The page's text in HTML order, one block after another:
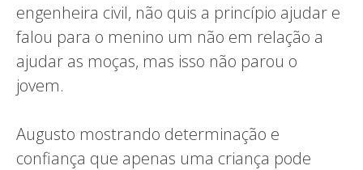
engenheira civil, não quis a princípio ajudar e
falou para o menino um não em relação a
ajudar as moças, mas isso não parou o
jovem.
Augusto mostrando determinação e
confiança que apenas uma criança pode